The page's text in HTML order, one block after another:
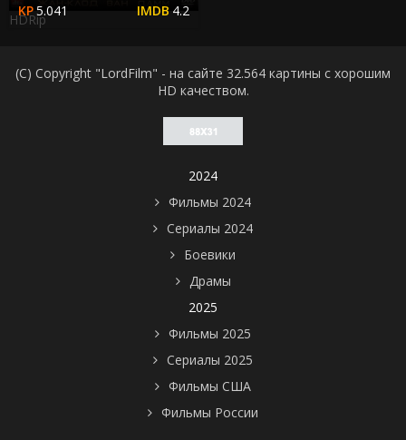
5.041 4.2
HDRip
(C) Copyright "LordFilm" - на сайте 32.564 картины с хорошим
HD качеством.
2024
Фильмы 2024
Сериалы 2024
Боевики
Драмы
2025
Фильмы 2025
Сериалы 2025
Фильмы США
Фильмы России